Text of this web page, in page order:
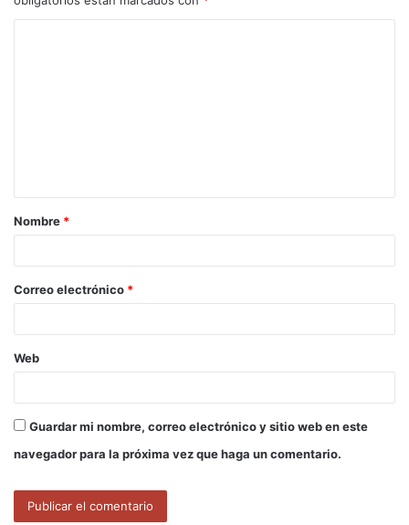
a
r
*
Nombre *
Correo electrónico *
Web
Guardar mi nombre, correo electrónico y sitio web en este
navegador para la próxima vez que haga un comentario.